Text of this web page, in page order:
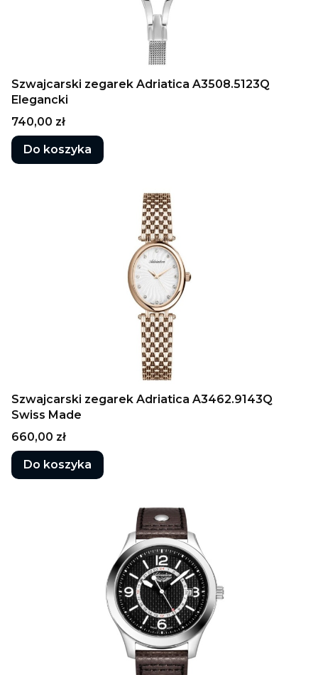
Szwajcarski zegarek Adriatica A3508.5123Q
Elegancki
Cena
740,00 zł
Do koszyka
Szwajcarski zegarek Adriatica A3462.9143Q
Swiss Made
Cena
660,00 zł
Do koszyka